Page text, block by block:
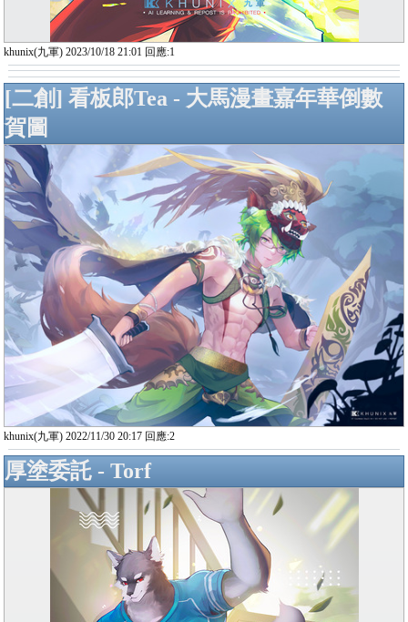
khunix(九軍) 2023/10/18 21:01 回應:1
[二創] 看板郎Tea - 大馬漫畫嘉年華倒數
賀圖
khunix(九軍) 2022/11/30 20:17 回應:2
厚塗委託 - Torf